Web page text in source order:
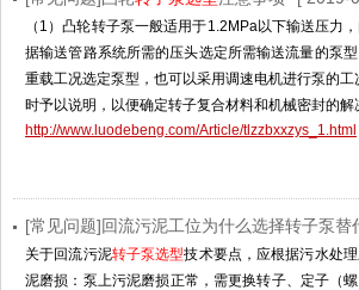
（1）凸轮转子泵一般适用于1.2MPa以下输送压力
据输送管路系统所需的压头选定所需输送流量的泵
重载工况选定泵型，也可以采用调速电机进行泵的
时予以说明，以便确定转子复合材料和机械密封的
http://www.luodebeng.com/Article/tlzzbxxzys_1.html
[常见问题]回流污泥工位为什么选择转子泵替
关于回流污泥转子泵选型技术要点，应根据污水处
泥磨损：泵上污泥磨损正常，需更换转子、定子（